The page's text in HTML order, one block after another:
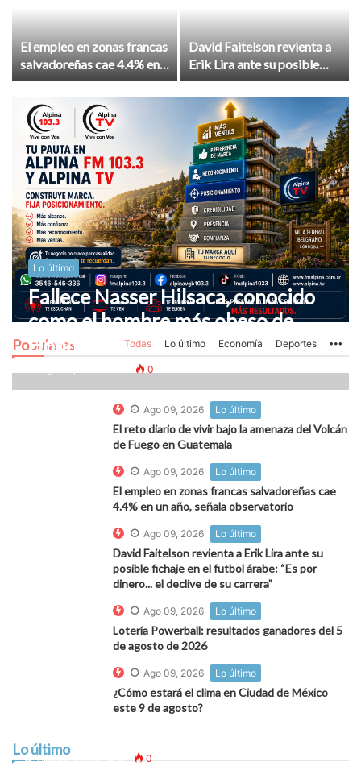
El empleo en zonas francas
salvadoreñas cae 4.4% en
un año, señala
David Faitelson revienta a
Erik Lira ante su posible
fichaje en el futbol árabe:
“Es por dinero... el declive
de su carrera”
Populares Todas Lo último Economía Deportes
Lo último
Fallece Nasser Hilsaca, conocido
como el hombre más obeso de
Honduras
0
Ago 09, 2026 Lo último
El reto diario de vivir bajo la amenaza del Volcán
de Fuego en Guatemala
Ago 09, 2026 Lo último
El empleo en zonas francas salvadoreñas cae
4.4% en un año, señala observatorio
Ago 09, 2026 Lo último
David Faitelson revienta a Erik Lira ante su
posible fichaje en el futbol árabe: “Es por
dinero... el declive de su carrera”
Ago 09, 2026 Lo último
Lotería Powerball: resultados ganadores del 5
de agosto de 2026
Ago 09, 2026 Lo último
¿Cómo estará el clima en Ciudad de México
este 9 de agosto?
Lo último
Ago 09, 2026 0 0